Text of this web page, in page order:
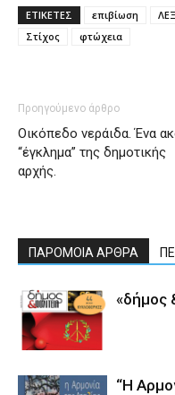
ΕΤΙΚΕΤΕΣ επιβίωση ΛΕΞ
Στίχος
φτώχεια
Προηγούμενο άρθρο
Οικόπεδο νεράιδα. Ένα
“έγκλημα” της δημοτικής
αρχής.
ΠΑΡΟΜΟΙΑ ΑΡΘΡΑ
«δήμος
“Η